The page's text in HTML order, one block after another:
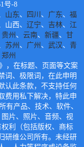
号-8
山东、 四川 、 广东、 福
山西、 辽宁、 吉林、 江
贵州 、 云南、 新疆、 甘
苏州 、 广州 、 武汉、 青
郑州
，在标题、页面等文案
词、极限词，在此申明
认此条款，不支持任何
费用私下解决，特此申
有产品、技术、软件、
片、照片、音频、视
利（包括版权、商标
研维公司所有。未经研